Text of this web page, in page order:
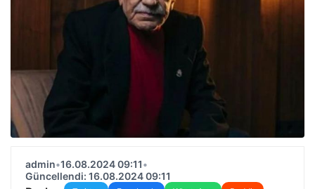
admin•16.08.2024 09:11•
Güncellendi: 16.08.2024 09:11